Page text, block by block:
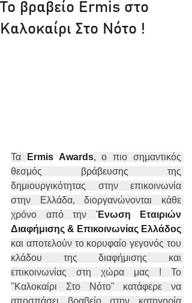
Το βραβείο Ermis στο
Καλοκαίρι Στο Νότο !
Τα Ermis Awards, ο πιο σημαντικός
θεσμός βράβευσης της
δημιουργικότητας στην επικοινωνία
στην Ελλάδα, διοργανώνονται κάθε
χρόνο από την Ένωση Εταιριών
Διαφήμισης & Επικοινωνίας Ελλάδος
και αποτελούν το κορυφαίο γεγονός του
κλάδου της διαφήμισης και
επικοινωνίας στη χώρα μας ! Το
"Καλοκαίρι Στο Νότο" κατάφερε να
αποσπάσει βραβείο στην κατηγορία